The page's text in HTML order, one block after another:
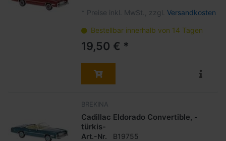
* Preise inkl. MwSt., zzgl. Versandkosten
Bestellbar innerhalb von 14 Tagen
19,50 € *
BREKINA
Cadillac Eldorado Convertible, -
türkis-
Art.-Nr. B19755